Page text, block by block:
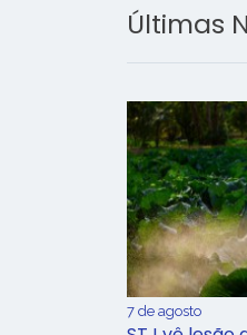
Últimas
7 de agosto